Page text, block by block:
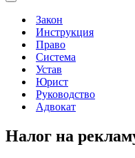
навигации
Меню
навигацииЗакон
Инструкция
Право
Система
Устав
Юрист
Руководство
Адвокат
Налог на